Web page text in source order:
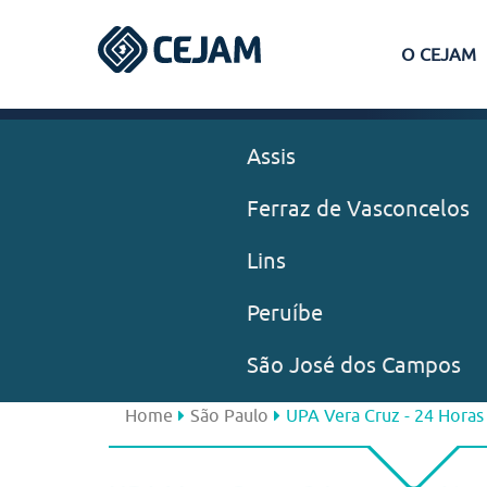
O CEJAM
Assis
Ferraz de Vasconcelos
Lins
Peruíbe
São José dos Campos
Home São Paulo UPA Vera Cruz - 24 Horas